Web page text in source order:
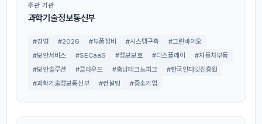
주관 기관
과학기술정보통신부
#경영 #2026 #부품장비 #시스템구축
#그린바이오
#보안서비스
#SECaaS #정보보호 #디스플레이
#자동차부품
#보안솔루션
#클라우드 #충남테크노파크
#한국인터넷진흥원
#과학기술정보통신부
#컨설팅 #중소기업